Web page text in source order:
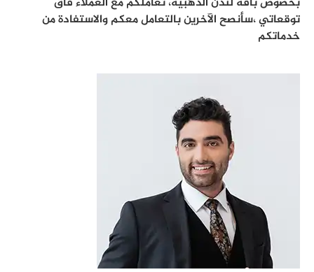
توقعاتي ،سأنصح الآخرين بالتعامل معكم والاستفادة من
خدماتكم